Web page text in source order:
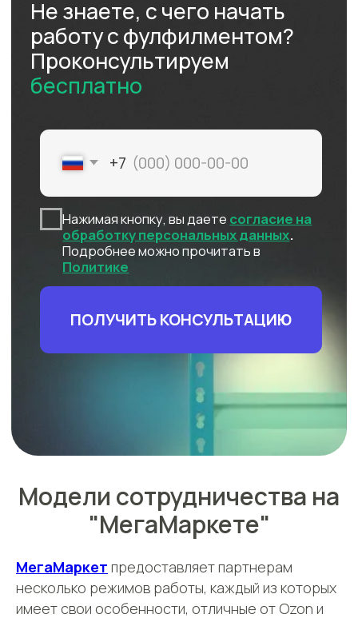
Модели сотрудничества на
"МегаМаркете"
МегаМаркет предоставляет партнерам
несколько режимов работы, каждый из которых
имеет свои особенности, отличные от Ozon и